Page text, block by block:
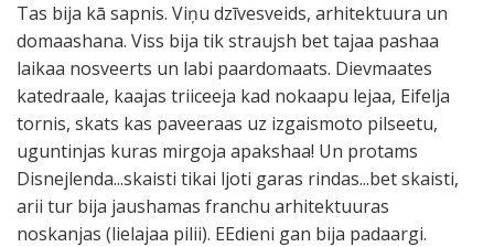
Tas bija kā sapnis. Viņu dzīvesveids, arhitektuura un
domaashana. Viss bija tik straujsh bet tajaa pashaa
laikaa nosveerts un labi paardomaats. Dievmaates
katedraale, kaajas triiceeja kad nokaapu lejaa, Eifelja
tornis, skats kas paveeraas uz izgaismoto pilseetu,
uguntinjas kuras mirgoja apakshaa! Un protams
Disnejlenda...skaisti tikai ljoti garas rindas...bet skaisti,
arii tur bija jaushamas franchu arhitektuuras
noskanjas (lielajaa pilii). EEdieni gan bija padaargi.